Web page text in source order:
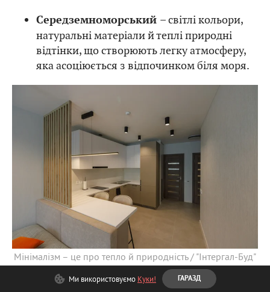
Середземноморський – світлі кольори,
натуральні матеріали й теплі природні
відтінки, що створюють легку атмосферу,
яка асоціюється з відпочинком біля моря.
Мінімалізм – це про тепло й природність / "Інтергал-Буд"
Що входить в послугу «Ремонт
Ми використовуємо Куки! ГАРАЗД